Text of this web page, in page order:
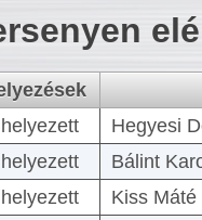
Hegyesi
Bálint
Kiss